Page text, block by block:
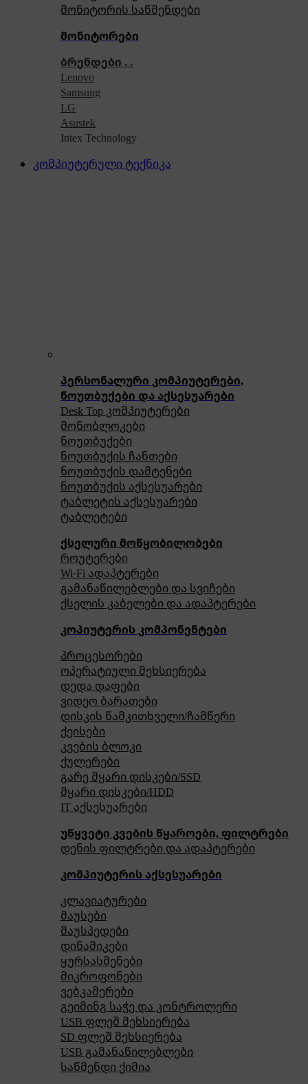
მონიტორის საწმენდები
მონიტორები
ბრენდები . .
Lenovo
Samsung
LG
Asustek
Intex Technology
კომპიუტერული ტექნიკა
პერსონალური კომპიუტერები,
ნოუთბუქები და აქსესუარები
Desk Top კომპიუტერები
მონობლოკები
ნოუთბუქები
ნოუთბუქის ჩანთები
ნოუთბუქის დამტენები
ნოუთბუქის აქსესუარები
ტაბლეტის აქსესუარები
ტაბლეტები
ქსელური მოწყობილობები
როუტერები
Wi-Fi ადაპტერები
გამანაწილებლები და სვიჩები
ქსელის კაბელები და ადაპტერები
კოპიუტერის კომპონენტები
პროცესორები
ოპერატიული მეხსიერება
დედა დაფები
ვიდეო ბარათები
დისკის წამკითხველი/ჩამწერი
ქეისები
კვების ბლოკი
ქულერები
გარე მყარი დისკები/SSD
მყარი დისკები/HDD
IT აქსესუარები
უწყვეტი კვების წყაროები, ფილტრები
დენის ფილტრები და ადაპტერები
კომპიუტერის აქსესუარები
კლავიატურები
მაუსები
მაუსპედები
დინამიკები
ყურსასმენები
მიკროფონები
ვებკამერები
გეიმინგ საჭე და კონტროლერი
USB ფლეშ მეხსიერება
SD ფლეშ მეხსიერება
USB გამანაწილებლები
საწმენდი ქიმია